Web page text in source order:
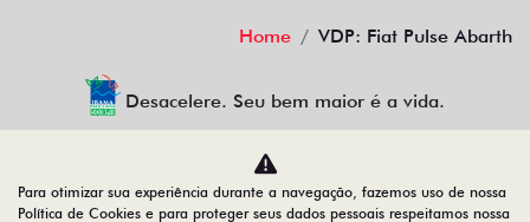
Home VDP: Fiat Pulse Abarth
Desacelere. Seu bem maior é a vida.
Fiat Ravel
Para otimizar sua experiência durante a navegação, fazemos uso de nossa
Política de Cookies e para proteger seus dados pessoais respeitamos nossa